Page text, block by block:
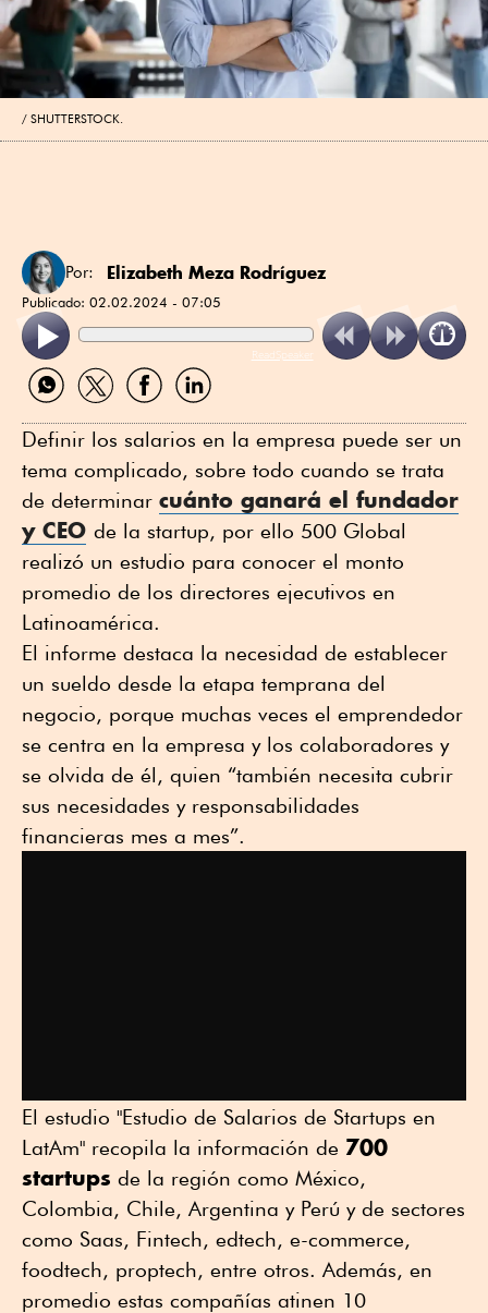
SHUTTERSTOCK.
Por: Elizabeth Meza Rodríguez
Publicado: 02.02.2024 - 07:05
ReadSpeaker
Compartir
por
Compartir
por
Compartir
por
Compartir
por
Definir los salarios en la empresa puede ser un
tema complicado, sobre todo cuando se trata
de determinar cuánto ganará el fundador
y CEO de la startup, por ello 500 Global
realizó un estudio para conocer el monto
promedio de los directores ejecutivos en
Latinoamérica.
El informe destaca la necesidad de establecer
un sueldo desde la etapa temprana del
negocio, porque muchas veces el emprendedor
se centra en la empresa y los colaboradores y
se olvida de él, quien “también necesita cubrir
sus necesidades y responsabilidades
financieras mes a mes”.
El estudio "Estudio de Salarios de Startups en
LatAm" recopila la información de 700
startups de la región como México,
Colombia, Chile, Argentina y Perú y de sectores
como Saas, Fintech, edtech, e-commerce,
foodtech, proptech, entre otros. Además, en
promedio estas compañías atinen 10